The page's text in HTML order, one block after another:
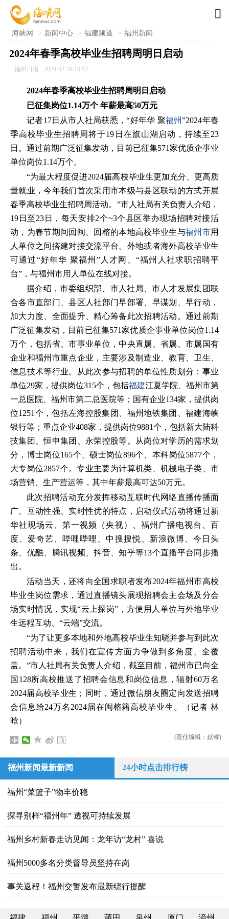

海峡网 > 新闻中心 > 福建频道 > 福州新闻
2024年春季高校毕业生招聘周明日启动
福州日报 2024-02-18 10:57
2024年春季高校毕业生招聘周明日启动
已征集岗位1.14万个 年薪最高50万元
记者17日从市人社局获悉，“好年华 聚福州”2024年春
季高校毕业生招聘周将于19日在旗山湖启动，持续至23
日。通过前期广泛征集发动，目前已征集571家优质企事业
单位岗位1.14万个。
“为最大程度促进2024届高校毕业生更加充分、更高质
量就业，今年我们首次采用市本级与县区联动的方式开展
春季高校毕业生招聘周活动。”市人社局有关负责人介绍，
19日至23日，每天安排2个~3个县区举办现场招聘对接活
动，为春节期间回闽、回榕的本地高校毕业生与福州市用
人单位之间搭建对接交流平台。外地或者海外高校毕业生
可通过“好年华 聚福州”人才网、“福州人社求职招聘平
台”，与福州市用人单位在线对接。
据介绍，市委组织部、市人社局、市人才发展集团联
合各市直部门、县区人社部门早部署、早谋划、早行动，
加大力度、全面提升、精心筹备此次招聘活动。通过前期
广泛征集发动，目前已征集571家优质企事业单位岗位1.14
万个，包括省、市事业单位，中央直属、省属、市属国有
企业和福州市重点企业，主要涉及制造业、教育、卫生、
信息技术等行业。从此次参与招聘的单位性质划分：事业
单位29家，提供岗位315个，包括福建江夏学院、福州市第
一总医院、福州市第二总医院等；国有企业134家，提供岗
位1251个，包括左海控股集团、福州地铁集团、福建海峡
银行等；重点企业408家，提供岗位9881个，包括新大陆科
技集团、恒申集团、永荣控股等。从岗位对学历的需求划
分，博士岗位165个、硕士岗位896个、本科岗位5877个，
大专岗位2857个。专业主要为计算机类、机械电子类、市
场营销、生产营运等，其中年薪最高可达50万元。
此次招聘活动充分发挥移动互联时代网络直播传播面
广、互动性强、实时性优的特点，启动仪式活动将通过新
华社现场云、第一视频（央视）、福州广播电视台、百
度、爱奇艺、哔哩哔哩、中搜搜悦、新浪微博、今日头
条、优酷、腾讯视频、抖音、知乎等13个直播平台同步播
出。
活动当天，还将向全国求职者发布2024年福州市高校
毕业生岗位需求，通过直播镜头展现招聘会主会场及分会
场实时情况，实现“云上探岗”，方便用人单位与外地毕业
生远程互动、“云端”交流。
“为了让更多本地和外地高校毕业生知晓并参与到此次
招聘活动中来，我们在宣传方面力争做到多角度、全覆
盖。”市人社局有关负责人介绍，截至目前，福州市已向全
国128所高校推送了招聘会信息和岗位信息，辐射60万名
2024届高校毕业生；同时，通过微信朋友圈定向发送招聘
会信息给24万名2024届在闽榕籍高校毕业生。（记者 林
晗）
(责任编辑：赵睿)
福州新闻最新新闻 24小时点击排行榜
福州“菜篮子”物丰价稳
探寻别样“福州年” 透视可持续发展
福州乡村新春走访见闻：龙年访“龙村” 喜说
福州5000多名分类督导员坚持在岗
事关返程！福州交警发布最新绕行提醒